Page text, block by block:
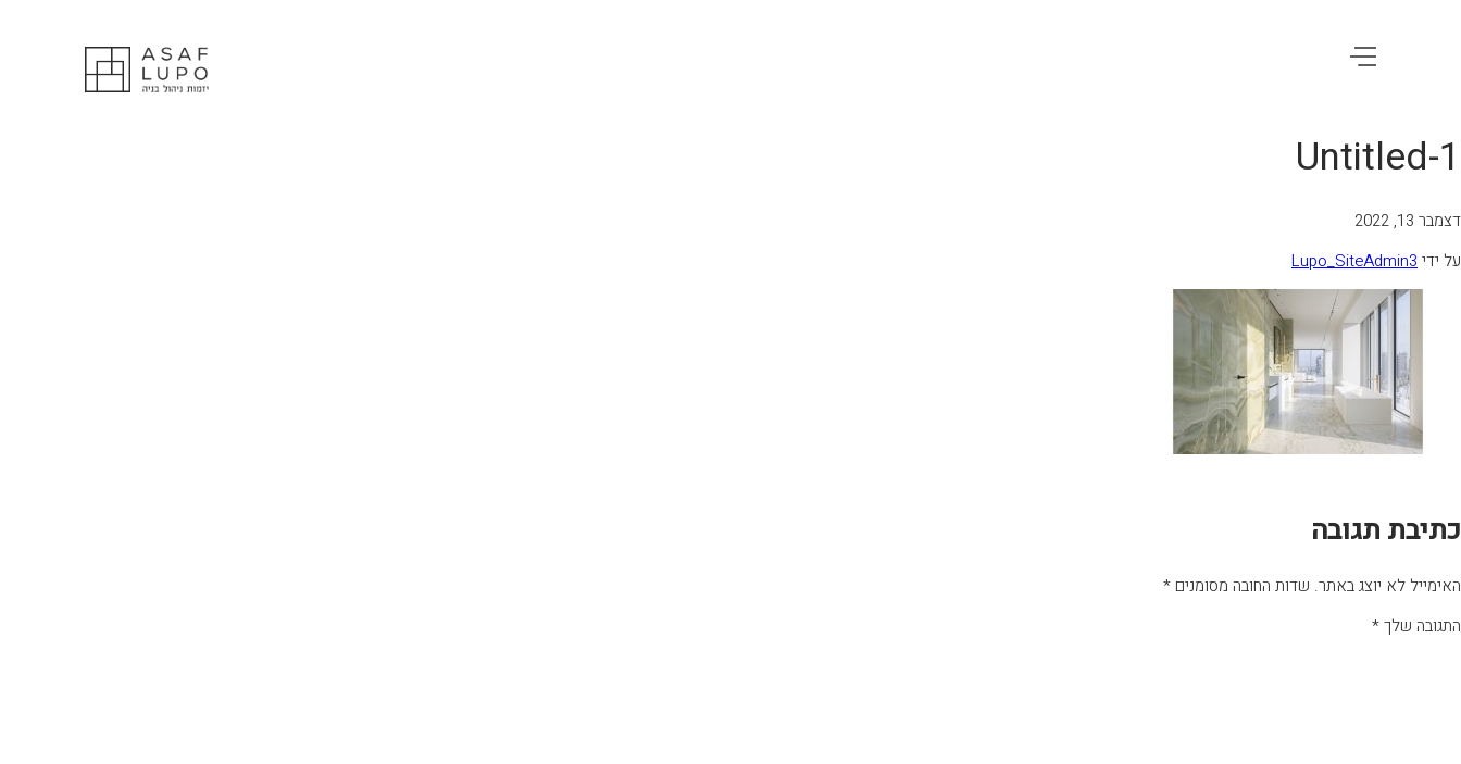
Untitled-1
דצמבר 13, 2022
על ידי Lupo_SiteAdmin3
כתיבת תגובה
האימייל לא יוצג באתר. שדות החובה מסומנים *
התגובה שלך*